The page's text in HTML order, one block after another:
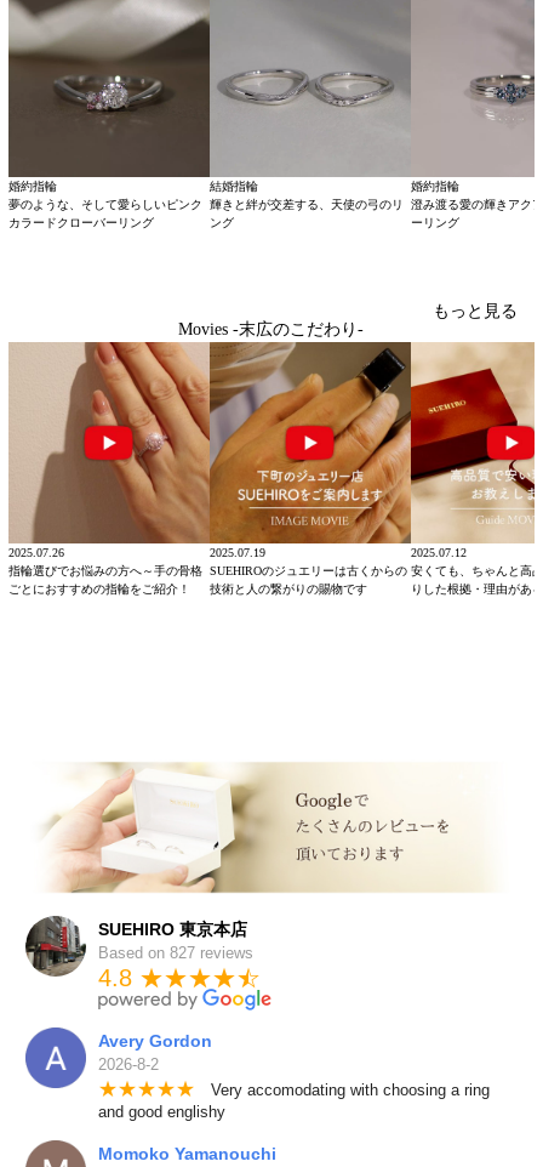
婚約指輪
夢のような、そして愛らしいピンク
カラードクローバーリング
結婚指輪
輝きと絆が交差する、天使の弓のリ
ング
婚約指輪
澄み渡る愛の輝きアク
ーリング
Movies -末広のこだわり-
もっと見る
2025.07.26
指輪選びでお悩みの方へ～手の骨格
ごとにおすすめの指輪をご紹介！
2025.07.19
SUEHIROのジュエリーは古くからの
技術と人の繋がりの賜物です
2025.07.12
安くても、ちゃんと高
りした根拠・理由があ
SUEHIRO 東京本店
Based on 827 reviews
4.8 ★★★★★
☆
Avery Gordon
2026-8-2
★★★★★ Very accomodating with choosing a ring
and good englishy
Momoko Yamanouchi